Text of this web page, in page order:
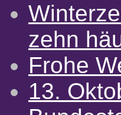
zehn
Frohe
13.